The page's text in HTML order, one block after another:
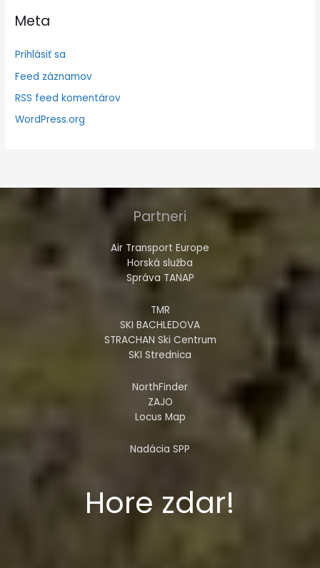
Meta
Prihlásiť sa
Feed záznamov
RSS feed komentárov
WordPress.org
Partneri
Air Transport Europe
Horská služba
Správa TANAP
TMR
SKI BACHLEDOVA
STRACHAN Ski Centrum
SKI Strednica
NorthFinder
ZAJO
Locus Map
Nadácia SPP
Hore zdar!